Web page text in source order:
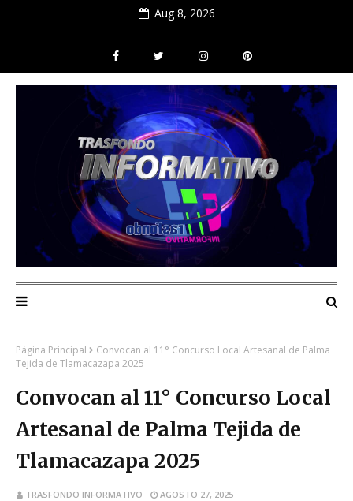
Aug 8, 2026
Página Principal
Convocan al 11° Concurso Local Artesanal de Palma
Tejida de Tlamacazapa 2025
Convocan al 11° Concurso Local
Artesanal de Palma Tejida de
Tlamacazapa 2025
TRASFONDO INFORMATIVO AGOSTO 27, 2025